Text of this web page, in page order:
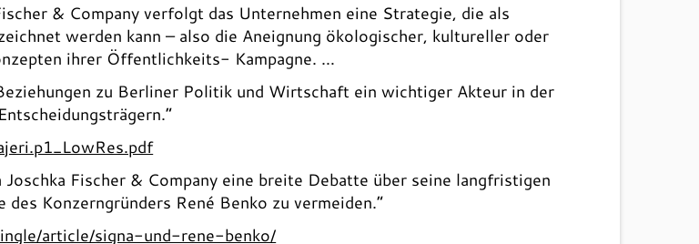
& Company verfolgt das Unternehmen eine Strategie, die als
werden kann – also die Aneignung ökologischer, kultureller oder
ihrer Öffentlichkeits- Kampagne. …
zu Berliner Politik und Wirtschaft ein wichtiger Akteur in der
Fischer & Company eine breite Debatte über seine langfristigen
Konzerngründers René Benko zu vermeiden.“
article/signa-und-rene-benko/